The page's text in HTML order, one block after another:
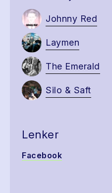
Johnny Red
Laymen
The Emerald
Silo & Saft
Lenker
Facebook